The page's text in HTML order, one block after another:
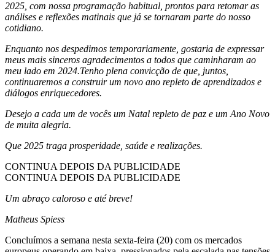
2025, com nossa programação habitual, prontos para retomar as
análises e reflexões matinais que já se tornaram parte do nosso
cotidiano.
Enquanto nos despedimos temporariamente, gostaria de expressar
meus mais sinceros agradecimentos a todos que caminharam ao
meu lado em 2024.Tenho plena convicção de que, juntos,
continuaremos a construir um novo ano repleto de aprendizados e
diálogos enriquecedores.
Desejo a cada um de vocês um Natal repleto de paz e um Ano Novo
de muita alegria.
Que 2025 traga prosperidade, saúde e realizações.
CONTINUA DEPOIS DA PUBLICIDADE
CONTINUA DEPOIS DA PUBLICIDADE
Um abraço caloroso e até breve!
Matheus Spiess
Concluímos a semana nesta sexta-feira (20) com os mercados